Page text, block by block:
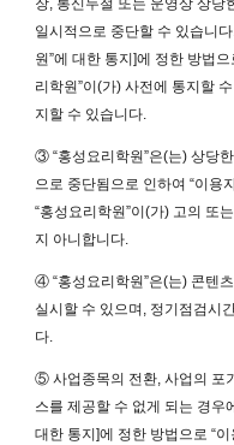
장, 통신두절 또는 운영상 상당
일시적으로 중단할 수 있습니
원”에 대한 통지]에 정한 방법
리학원”이(가) 사전에 통지할
지할 수 있습니다.
③ “홍성요리학원”은(는) 상당
으로 중단됨으로 인하여 “이용
“홍성요리학원”이(가) 고의 또
지 아니합니다.
④ “홍성요리학원”은(는) 콘텐
실시할 수 있으며, 정기점검시
다.
⑤ 사업종목의 전환, 사업의 포
스를 제공할 수 없게 되는 경우
대한 통지]에 정한 방법으로 “이